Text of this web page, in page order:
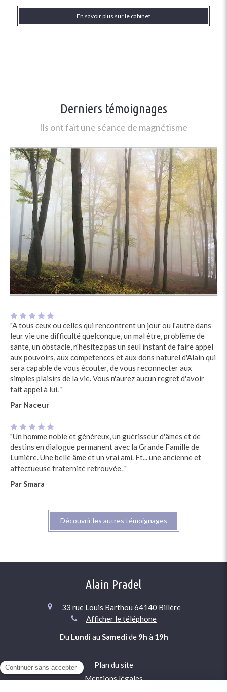
En savoir plus sur le cabinet
Derniers témoignages
Ils ont fait une séance de magnétisme
"A tous ceux ou celles qui rencontrent un jour ou l'autre dans
leur vie une difficulté quelconque, un mal être, problème de
sante, un obstacle, n'hésitez pas un seul instant de faire appel
aux pouvoirs, aux competences et aux dons naturel d'Alain qui
sera capable de vous écouter, de vous reconnecter aux
simples plaisirs de la vie. Vous n'aurez aucun regret d'avoir
fait appel à lui. "
Par Naceur
"Un homme noble et généreux, un guérisseur d'âmes et de
destins en dialogue permanent avec la Grande Famille de
Lumière. Une belle âme et un vrai ami. Et... une ancienne et
affectueuse fraternité retrouvée. "
Par Smara
Découvrir les autres témoignages
Alain Pradel
33 rue Louis Barthou 64140 Billère
Afficher le téléphone
Du Lundi au Samedi de 9h à 19h
Plan du site
Mentions légales